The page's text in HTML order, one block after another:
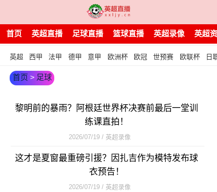
首页 英超直播 足球直播 篮球直播 英超录像 英超
英超 西甲 法甲 德甲 意甲 欧洲杯 欧冠 世预赛 欧联杯 日
首页 > 足球
黎明前的暴雨？阿根廷世界杯决赛前最后一堂训
练课直拍！
2026/07/19 / 英超录像
这才是夏窗最重磅引援？因扎吉作为模特发布球
衣预告！
2026/07/19 / 英超录像